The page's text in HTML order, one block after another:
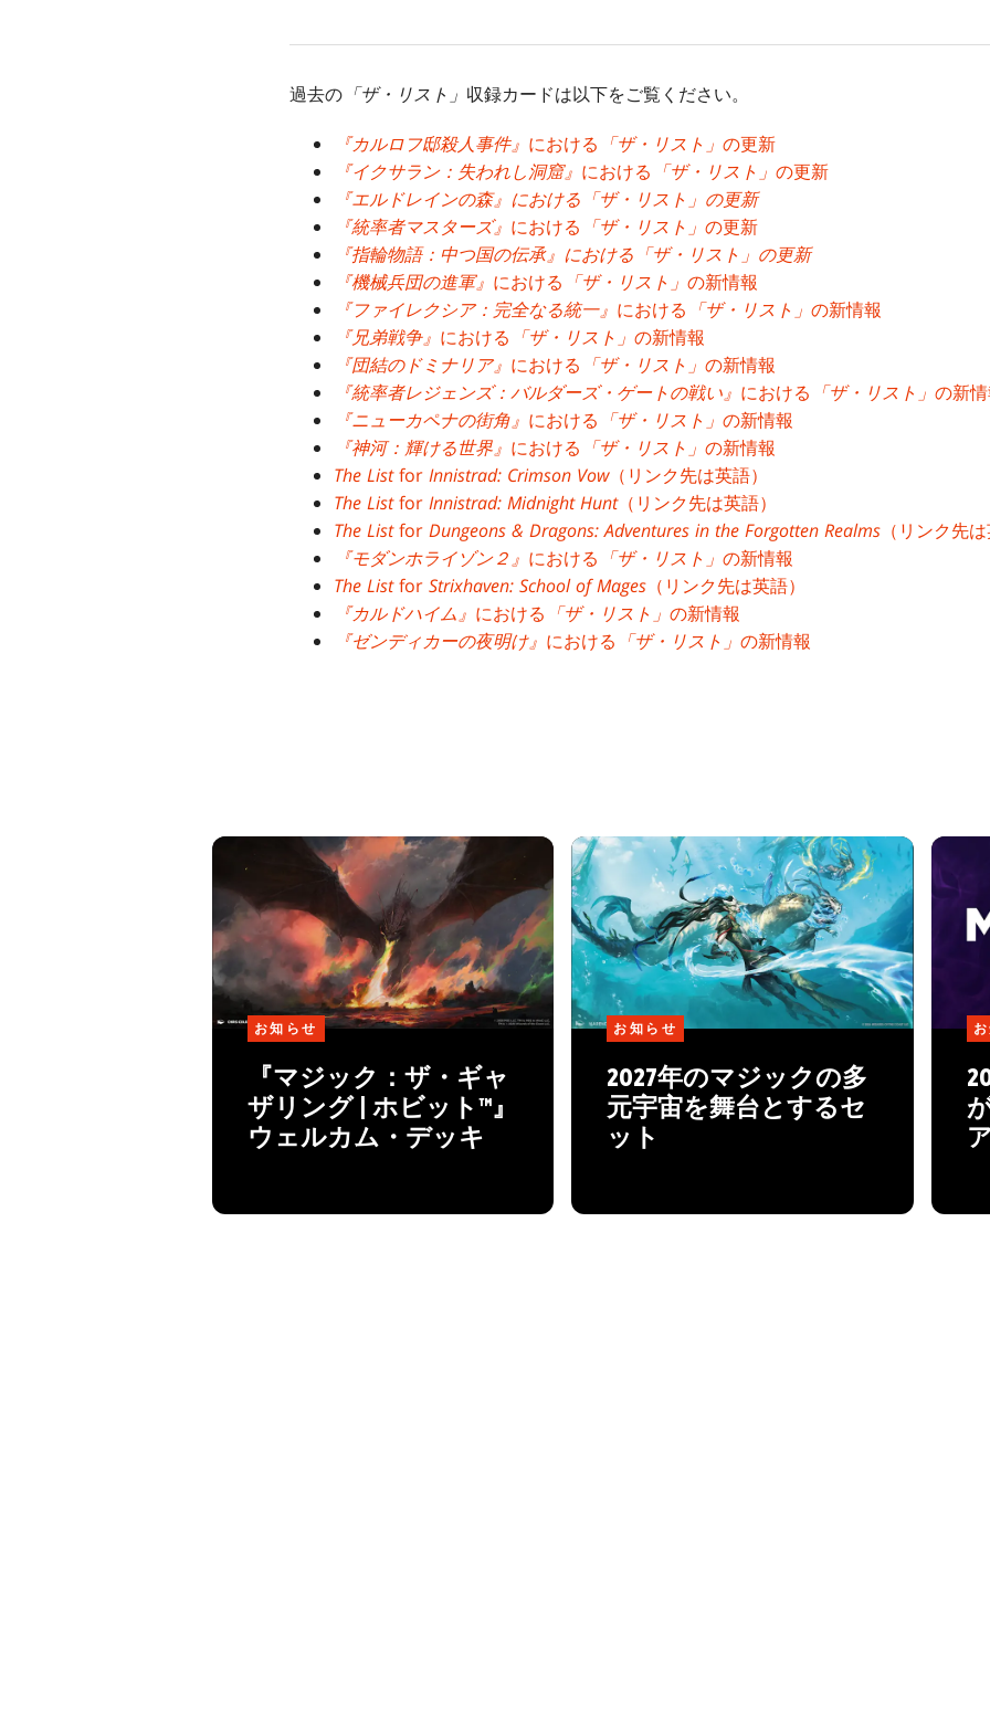
過去の 「ザ・リスト」 収録カードは以下をご覧ください。
『カルロフ邸殺人事件』 における 「ザ・リスト」 の更新
『イクサラン：失われし洞窟』 における 「ザ・リスト」 の更新
『エルドレインの森』における「ザ・リスト」の更新
『統率者マスターズ』 における 「ザ・リスト」 の更新
『指輪物語：中つ国の伝承』における「ザ・リスト」の更新
『機械兵団の進軍』 における 「ザ・リスト」 の新情報
『ファイレクシア：完全なる統一』 における 「ザ・リスト」 の新情報
『兄弟戦争』 における 「ザ・リスト」 の新情報
『団結のドミナリア』 における 「ザ・リスト」 の新情報
『統率者レジェンズ：バルダーズ・ゲートの戦い』 における 「ザ・リスト」 の新
『ニューカペナの街角』 における 「ザ・リスト」 の新情報
『神河：輝ける世界』 における 「ザ・リスト」 の新情報
The Listfor Innistrad: Crimson Vow（リンク先は英語）
The Listfor Innistrad: Midnight Hunt（リンク先は英語）
The Listfor Dungeons & Dragons: Adventures in the Forgotten Realms （リンク先は
『モダンホライゾン２』 における 「ザ・リスト」 の新情報
The Listfor Strixhaven: School of Mages （リンク先は英語）
『カルドハイム』 における 「ザ・リスト」 の新情報
『ゼンディカーの夜明け』 における 「ザ・リスト」 の新情報
お知らせ
『マジック：ザ・ギャ
ザリング | ホビット™』
ウェルカム・デッキ
お知らせ
2027年のマジックの多
元宇宙を舞台とするセ
ット